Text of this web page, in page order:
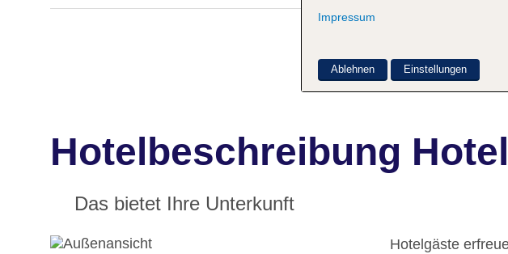
Hotelbeschreibung
Das bietet Ihre Unterkunft
Hotelgäste
Impressum
Ablehnen Einstellungen